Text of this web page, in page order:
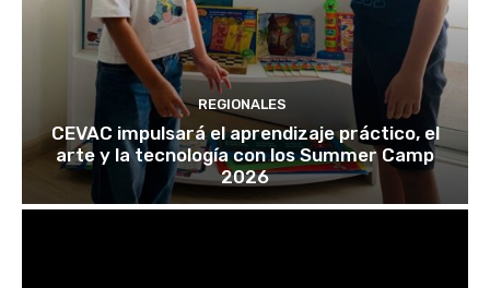
REGIONALES
CEVAC impulsará el aprendizaje práctico, el
arte y la tecnología con los Summer Camp
2026